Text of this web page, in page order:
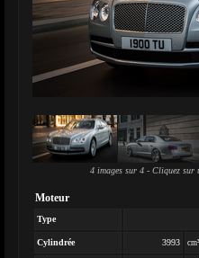
4 images sur 4 - Cliquez sur
Moteur
Type
Cylindrée 3993 cm³